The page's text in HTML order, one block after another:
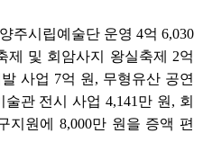
주시립예술단 운영 4억 6,030
제 및 회암사지 왕실축제 2억
사업 7억 원, 무형유산 공연
관 전시 사업 4,141만 원, 회
지원에 8,000만 원을 증액 편